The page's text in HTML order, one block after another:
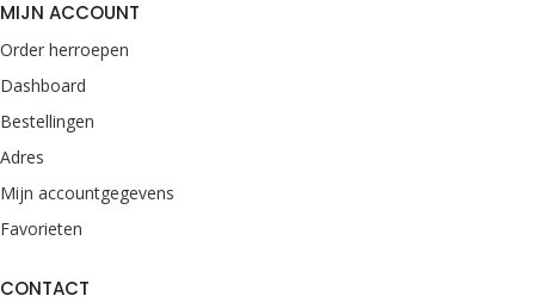
MIJN ACCOUNT
Order herroepen
Dashboard
Bestellingen
Adres
Mijn accountgegevens
Favorieten
CONTACT